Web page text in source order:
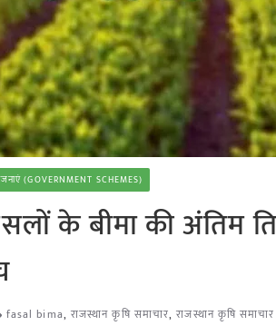
(GOVERNMENT SCHEMES)
के बीमा की अंतिम
fasal bima, राजस्थान कृषि समाचार,राजस्थान कृषि समाचार